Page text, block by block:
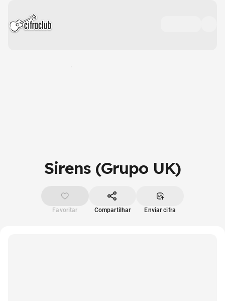
Sirens (Grupo UK)
Favoritar Compartilhar Enviar cifra